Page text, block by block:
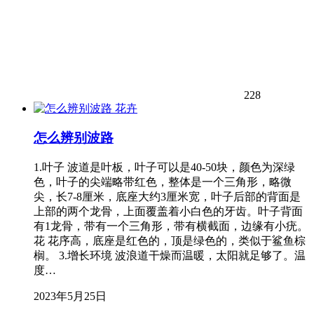
228
花卉
怎么辨别波路
1.叶子 波道是叶板，叶子可以是40-50块，颜色为深绿
色，叶子的尖端略带红色，整体是一个三角形，略微
尖，长7-8厘米，底座大约3厘米宽，叶子后部的背面是
上部的两个龙骨，上面覆盖着小白色的牙齿。叶子背面
有1龙骨，带有一个三角形，带有横截面，边缘有小疣。
花 花序高，底座是红色的，顶是绿色的，类似于鲨鱼棕
榈。 3.增长环境 波浪道干燥而温暖，太阳就足够了。温
度…
2023年5月25日